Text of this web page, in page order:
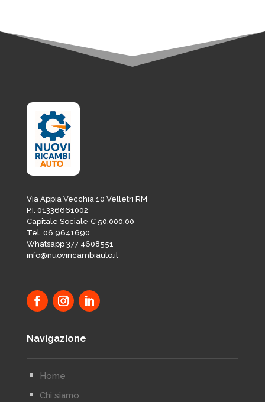
Via Appia Vecchia 10 Velletri RM
P.I. 01336661002
Capitale Sociale € 50.000,00
Tel. 06 9641690
Whatsapp 377 4608551
info@nuoviricambiauto.it
Navigazione
^ Home
^ Chi siamo